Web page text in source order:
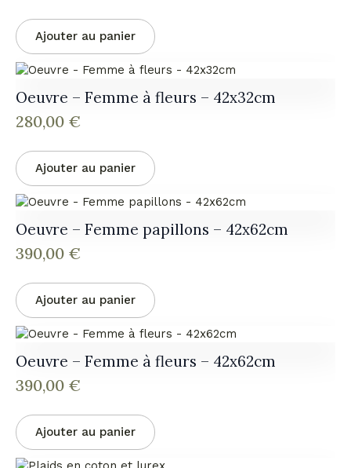
Ajouter au panier
Oeuvre – Femme à fleurs – 42x32cm
280,00 €
Ajouter au panier
Oeuvre – Femme papillons – 42x62cm
390,00 €
Ajouter au panier
Oeuvre – Femme à fleurs – 42x62cm
390,00 €
Ajouter au panier